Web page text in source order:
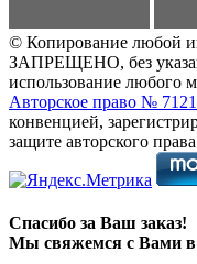
© Копирование любой
ЗАПРЕЩЕНО, без
использование любого
Авторское право №
конвенцией,
защите авторского
Спасибо за Ваш заказ!
Мы свяжемся с Вами в